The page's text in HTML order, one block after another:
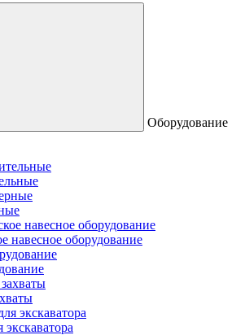
Оборудование
навесное оборудование